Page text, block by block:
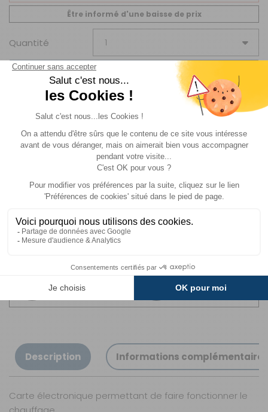
Être informé d'une baisse de prix
Quantité
AJOUTER AU PANIER
Livraison Standardpar Livraison en MAGASIN :
Offerte.
Livraison estimée entre le13/08 et le14/08
Livraison
Carte de fidélité
Plusieurs fois
Description Informations complémentaires
Carte électronique permettant de faire fonctionner le